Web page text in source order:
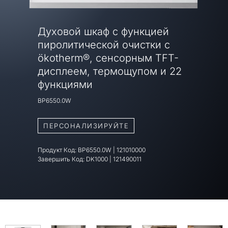
Духовой шкаф с функцией
пиролитической очистки с
ökotherm®, сенсорным TFT-
дисплеем, термощупом и 22
функциями
BP6550.0W
ПЕРСОНАЛИЗИРУЙТЕ
Продукт Код: BP6550.0W
121010000
Завершить Код: DK1000 | 121490011